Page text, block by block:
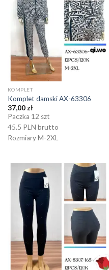
KOMPLET
Komplet damski AX-63306
37,00 zł
Paczka 12 szt
45.5 PLN brutto
Rozmiary M-2XL